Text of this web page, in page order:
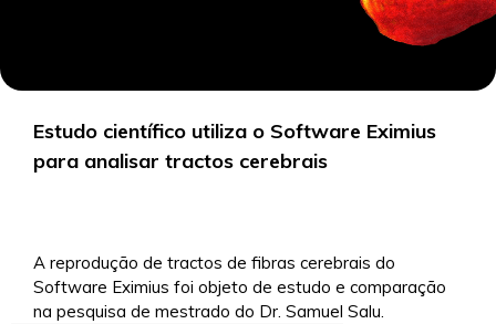
Estudo científico utiliza o Software Eximius
para analisar tractos cerebrais
A reprodução de tractos de fibras cerebrais do
Software Eximius foi objeto de estudo e comparação
na pesquisa de mestrado do Dr. Samuel Salu.